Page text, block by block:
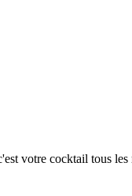
votre cocktail tous